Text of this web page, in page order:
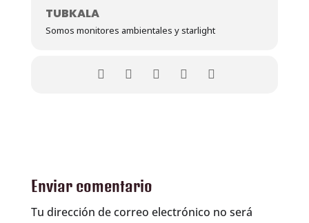
TUBKALA
Somos monitores ambientales y starlight
Enviar comentario
Tu dirección de correo electrónico no será